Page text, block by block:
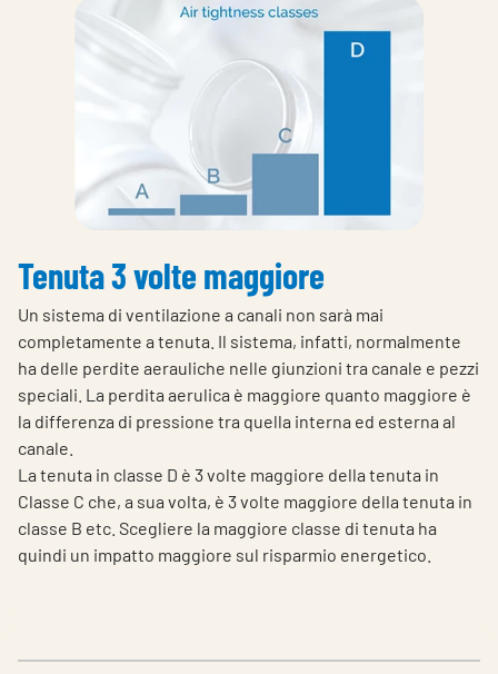
Tenuta 3 volte maggiore
Un sistema di ventilazione a canali non sarà mai
completamente a tenuta. Il sistema, infatti, normalmente
ha delle perdite aerauliche nelle giunzioni tra canale e pezzi
speciali. La perdita aerulica è maggiore quanto maggiore è
la differenza di pressione tra quella interna ed esterna al
canale.
La tenuta in classe D è 3 volte maggiore della tenuta in
Classe C che, a sua volta, è 3 volte maggiore della tenuta in
classe B etc. Scegliere la maggiore classe di tenuta ha
quindi un impatto maggiore sul risparmio energetico.